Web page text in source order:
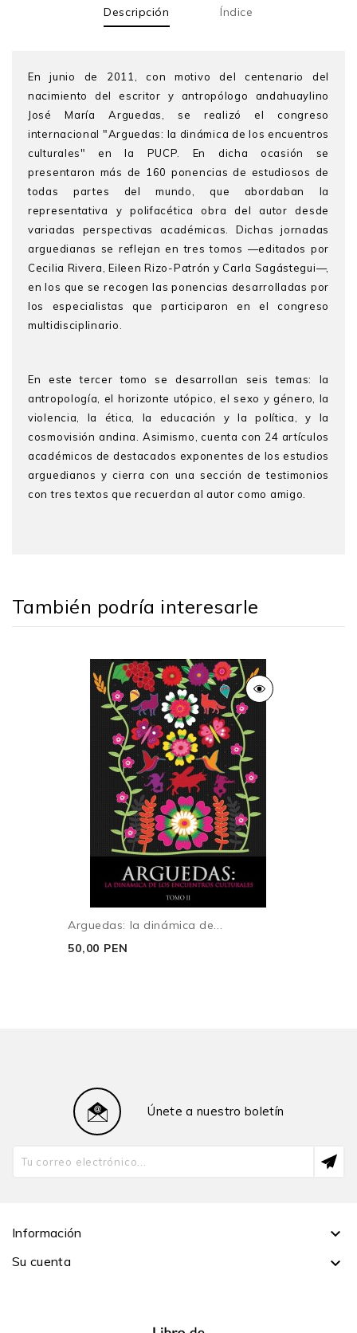
Descripción Índice
En junio de 2011, con motivo del centenario del
nacimiento del escritor y antropólogo andahuaylino
José María Arguedas, se realizó el congreso
internacional "Arguedas: la dinámica de los encuentros
culturales" en la PUCP. En dicha ocasión se
presentaron más de 160 ponencias de estudiosos de
todas partes del mundo, que abordaban la
representativa y polifacética obra del autor desde
variadas perspectivas académicas. Dichas jornadas
arguedianas se reflejan en tres tomos —editados por
Cecilia Rivera, Eileen Rizo-Patrón y Carla Sagástegui—,
en los que se recogen las ponencias desarrolladas por
los especialistas que participaron en el congreso
multidisciplinario.
En este tercer tomo se desarrollan seis temas: la
antropología, el horizonte utópico, el sexo y género, la
violencia, la ética, la educación y la política, y la
cosmovisión andina. Asimismo, cuenta con 24 artículos
académicos de destacados exponentes de los estudios
arguedianos y cierra con una sección de testimonios
con tres textos que recuerdan al autor como amigo.
Alejandro Ortiz Rescaniere
- El jurista español Joaquín Costa y el etnógrafo José
- Aliados “naturales”: la academia al servicio de la
Fermín del Pino – Díaz
- Arguedas o la antropología como intuición.
- Apuntes para una propuesta de articulación
Erik Pozo – Buleje
- Transformaciones y heterogenidades: la etnografía
de Arguedas en el Valle Mantaro
Jorge Escobar Galván / Freddy Machicao
EL HORIZONTE UTÓPICO ARGUEDIANO
- Todas las sangres y el tiempo de Demetrio Rendón
Carla Sagástegui
- Un acercamiento a la obra etnográfica de Arguedas a
género y hombría en la obra temprana de Arguedas
También podría interesarle
Arguedas: la dinámica de...
50,00 PEN
Únete a nuestro boletín
Información 
Su cuenta 